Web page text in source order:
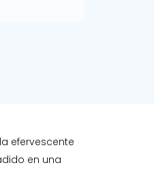
efervescente
en una